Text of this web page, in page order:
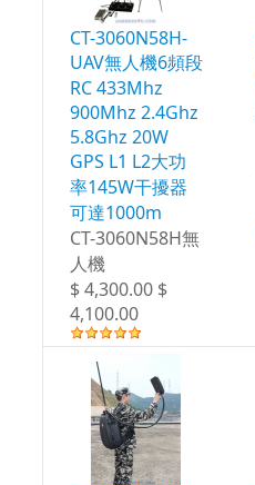
CT-3060N58H-
UAV無人機6頻段
RC 433Mhz
900Mhz 2.4Ghz
5.8Ghz 20W
GPS L1 L2大功
率145W干擾器
可達1000m
CT-3060N58H無
人機
$ 4,300.00 $
4,100.00